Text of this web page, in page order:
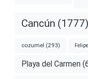
Cancún (1777)
cozumel (293)
Playa del Carmen